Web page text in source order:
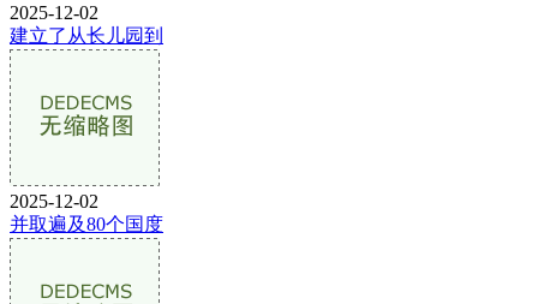
2025-12-02
建立了从长儿园到
2025-12-02
并取遍及80个国度